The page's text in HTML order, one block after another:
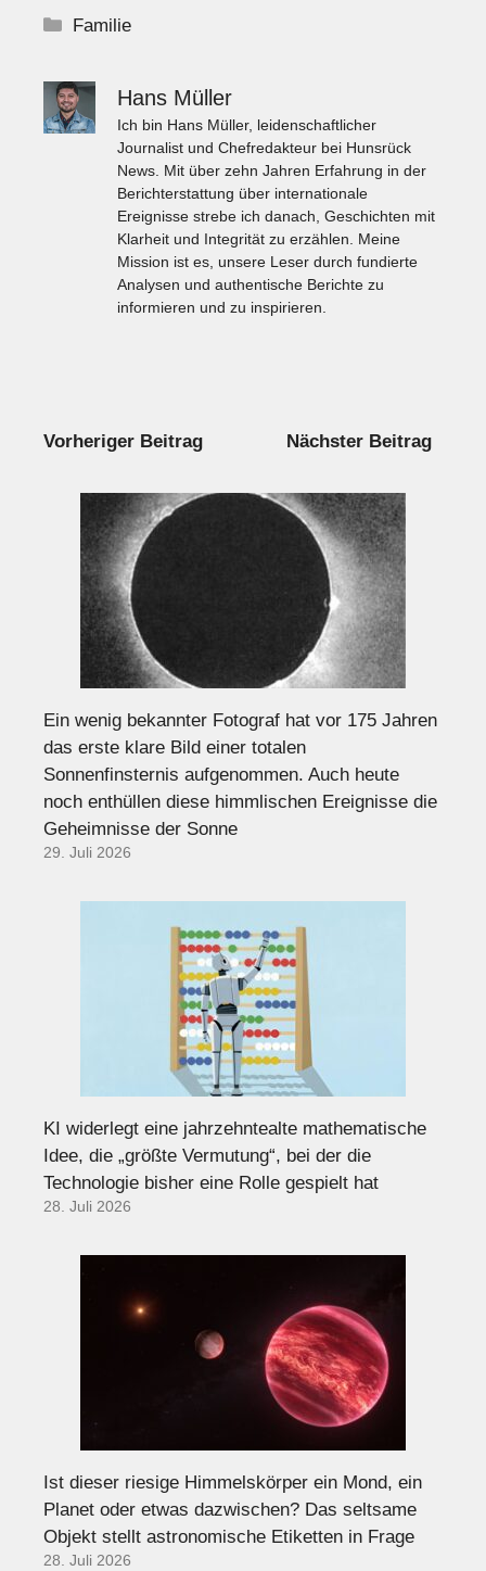
Kategorien
Familie
Hans Müller
Ich bin Hans Müller, leidenschaftlicher
Journalist und Chefredakteur bei Hunsrück
News. Mit über zehn Jahren Erfahrung in der
Berichterstattung über internationale
Ereignisse strebe ich danach, Geschichten mit
Klarheit und Integrität zu erzählen. Meine
Mission ist es, unsere Leser durch fundierte
Analysen und authentische Berichte zu
informieren und zu inspirieren.
Vorheriger Beitrag Nächster Beitrag
Ein wenig bekannter Fotograf hat vor 175 Jahren
das erste klare Bild einer totalen
Sonnenfinsternis aufgenommen. Auch heute
noch enthüllen diese himmlischen Ereignisse die
Geheimnisse der Sonne
29. Juli 2026
KI widerlegt eine jahrzehntealte mathematische
Idee, die „größte Vermutung“, bei der die
Technologie bisher eine Rolle gespielt hat
28. Juli 2026
Ist dieser riesige Himmelskörper ein Mond, ein
Planet oder etwas dazwischen? Das seltsame
Objekt stellt astronomische Etiketten in Frage
28. Juli 2026